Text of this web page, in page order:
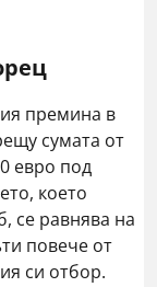
премина в
сумата от
евро под
което
се равнява на
повече от
си отбор.